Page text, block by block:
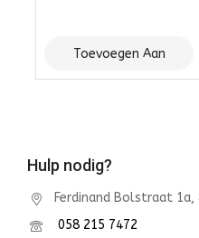
Toevoegen Aan
Winkelwagen
Hulp nodig?
Ferdinand Bolstraat 1a,
058 215 7472